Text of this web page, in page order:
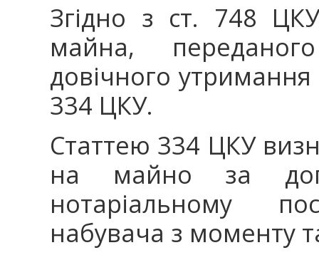
Згідно з ст. 748
майна,
довічного утримання
334 ЦКУ.
Статтею 334 ЦКУ
на майно за
нотаріальному
набувача з моменту